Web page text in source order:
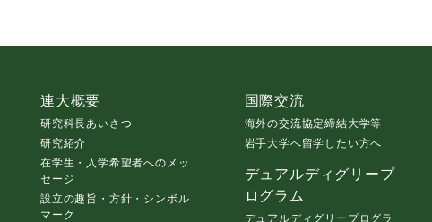
連大概要
研究科長あいさつ
研究紹介
在学生・入学希望者へのメッ
セージ
設立の趣旨・方針・シンボル
マーク
国際交流
海外の交流協定締結大学等
岩手大学へ留学したい方へ
デュアルディグリープ
ログラム
デュアルディグリープログラ